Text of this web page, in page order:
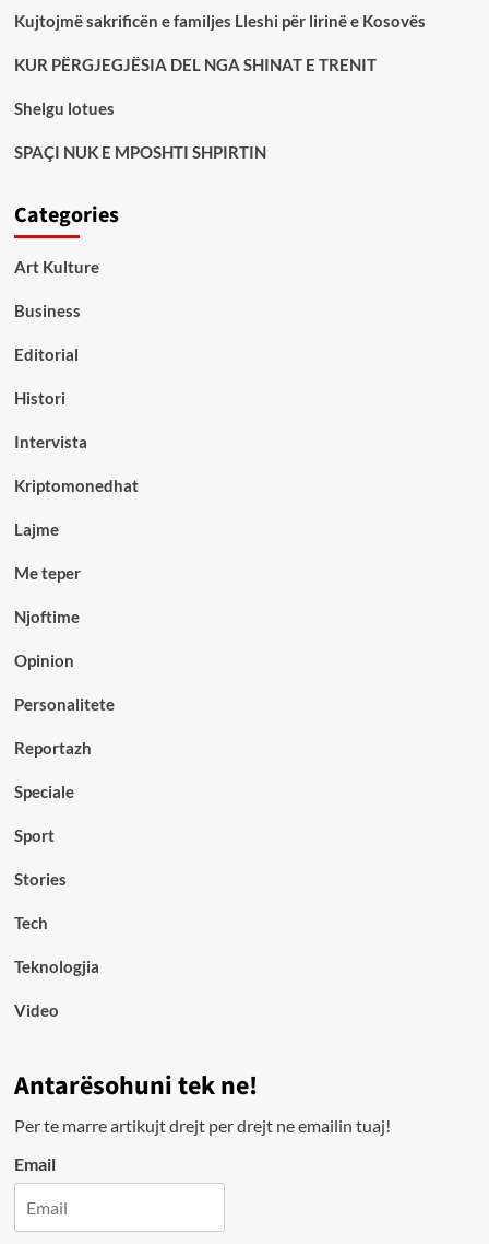
Kujtojmë sakrificën e familjes Lleshi për lirinë e Kosovës
KUR PËRGJEGJËSIA DEL NGA SHINAT E TRENIT
Shelgu lotues
SPAÇI NUK E MPOSHTI SHPIRTIN
Categories
Art Kulture
Business
Editorial
Histori
Intervista
Kriptomonedhat
Lajme
Me teper
Njoftime
Opinion
Personalitete
Reportazh
Speciale
Sport
Stories
Tech
Teknologjia
Video
Antarësohuni tek ne!
Per te marre artikujt drejt per drejt ne emailin tuaj!
Email